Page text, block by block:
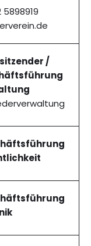
5898919
/